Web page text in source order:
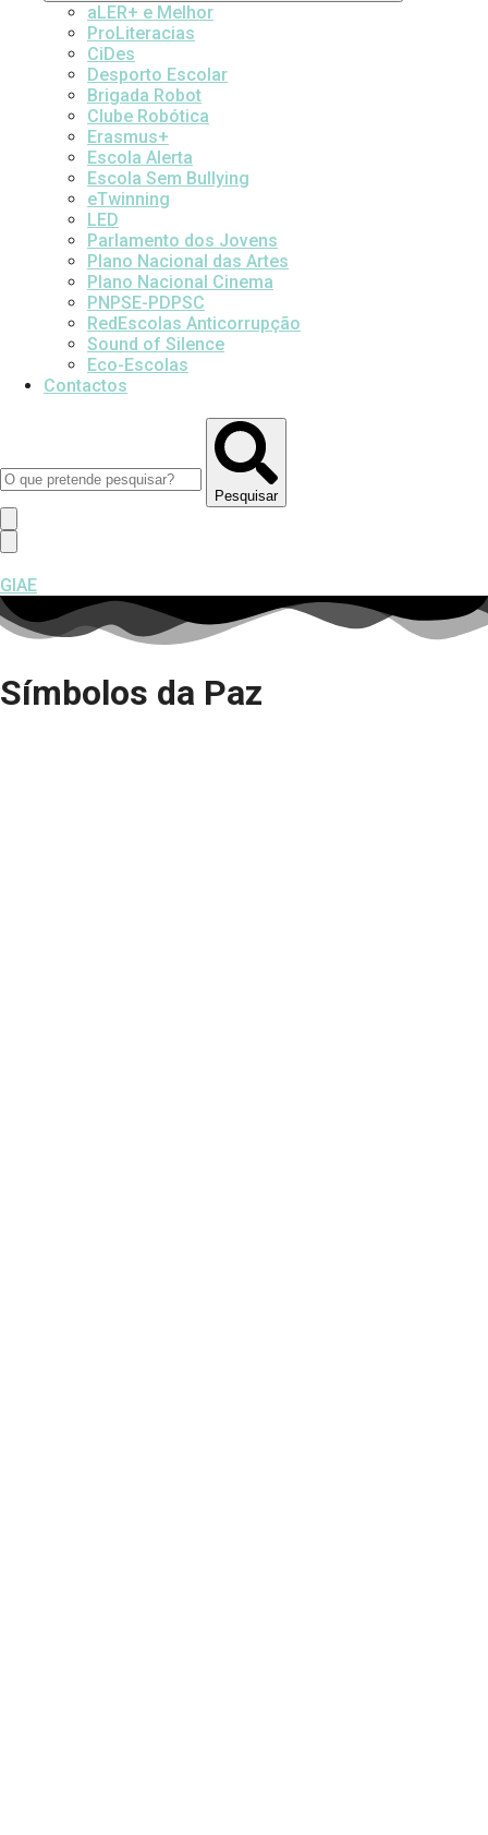
aLER+ e Melhor
ProLiteracias
CiDes
Desporto Escolar
Brigada Robot
Clube Robótica
Erasmus+
Escola Alerta
Escola Sem Bullying
eTwinning
LED
Parlamento dos Jovens
Plano Nacional das Artes
Plano Nacional Cinema
PNPSE-PDPSC
RedEscolas Anticorrupção
Sound of Silence
Eco-Escolas
Contactos
Pesquisar
GIAE
Símbolos da Paz